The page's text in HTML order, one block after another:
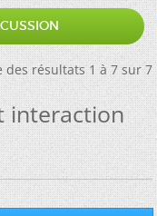
des résultats 1 à 7 sur 7
interaction